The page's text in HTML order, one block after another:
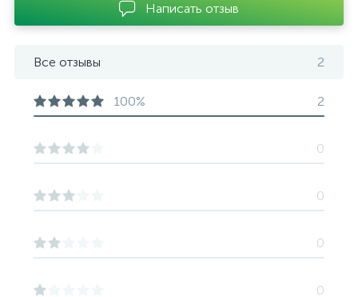
Написать отзыв
Все отзывы 2
100% 2
0
0
0
0